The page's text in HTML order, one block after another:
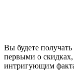
Вы будете
первыми о
интригующим